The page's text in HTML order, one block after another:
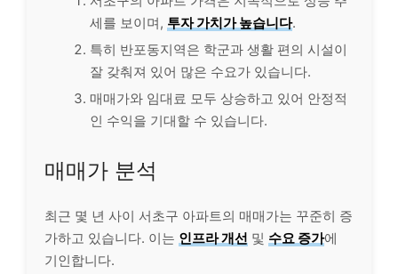
세를 보이며, 투자 가치가 높습니다.
특히 반포동지역은 학군과 생활 편의 시설이
잘 갖춰져 있어 많은 수요가 있습니다.
매매가와 임대료 모두 상승하고 있어 안정적
인 수익을 기대할 수 있습니다.
매매가 분석
최근 몇 년 사이 서초구 아파트의 매매가는 꾸준히 증
가하고 있습니다. 이는 인프라 개선 및 수요 증가에
기인합니다.